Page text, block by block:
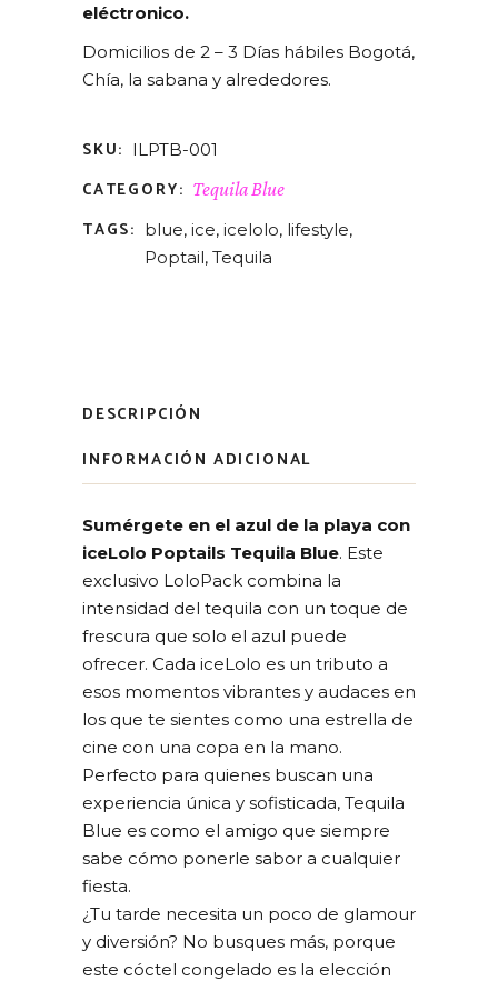
eléctronico.
Domicilios de 2 – 3 Días hábiles Bogotá,
Chía, la sabana y alrededores.
SKU: ILPTB-001
CATEGORY: Tequila Blue
TAGS: blue,ice,icelolo, lifestyle,
Poptail,Tequila
DESCRIPCIÓN
INFORMACIÓN ADICIONAL
Sumérgete en el azul de la playa con
iceLolo Poptails Tequila Blue. Este
exclusivo LoloPack combina la
intensidad del tequila con un toque de
frescura que solo el azul puede
ofrecer. Cada iceLolo es un tributo a
esos momentos vibrantes y audaces en
los que te sientes como una estrella de
cine con una copa en la mano.
Perfecto para quienes buscan una
experiencia única y sofisticada, Tequila
Blue es como el amigo que siempre
sabe cómo ponerle sabor a cualquier
fiesta.
¿Tu tarde necesita un poco de glamour
y diversión? No busques más, porque
este cóctel congelado es la elección